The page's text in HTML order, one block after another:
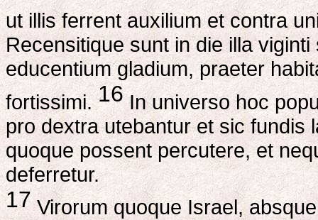
ut illis ferrent auxilium et contra
Recensitique sunt in die illa
educentium gladium, praeter
fortissimi.16In universo hoc
pro dextra utebantur et sic fundis
quoque possent percutere, et
deferretur.
17Virorum quoque Israel,